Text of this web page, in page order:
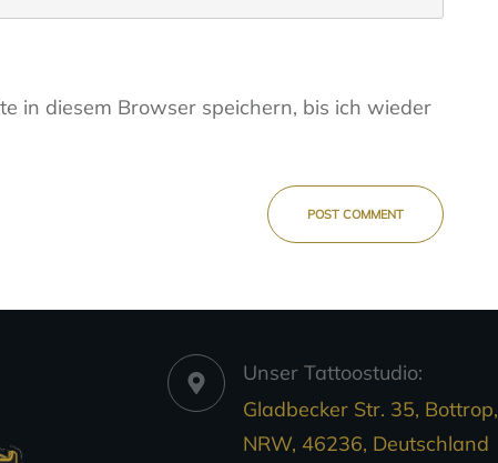
in diesem Browser speichern, bis ich wieder
POST COMMENT
Unser Tattoostudio:
Gladbecker Str. 35, Bottrop,
NRW, 46236, Deutschland